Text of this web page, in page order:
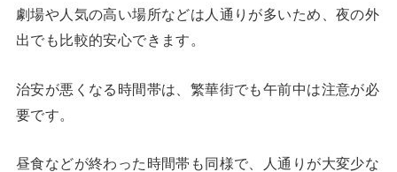
劇場や人気の高い場所などは人通りが多いため、夜の外
出でも比較的安心できます。
治安が悪くなる時間帯は、繁華街でも午前中は注意が必
要です。
昼食などが終わった時間帯も同様で、人通りが大変少な